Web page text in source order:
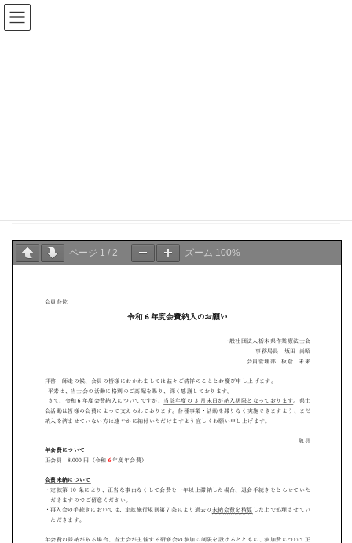
コ
ン
ナ
ビ
ページ 1 / 2 ズーム 100%